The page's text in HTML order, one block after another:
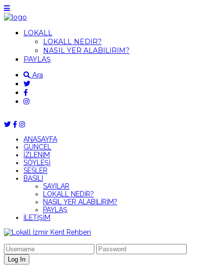
LOKALL
LOKALL NEDİR?
NASIL YER ALABİLİRİM?
PAYLAŞ
Ara
ANASAYFA
GÜNCEL
İZLENİM
SÖYLEŞİ
SESLER
BASILI
SAYILAR
LOKALL NEDİR?
NASIL YER ALABİLİRİM?
PAYLAŞ
İLETİŞİM